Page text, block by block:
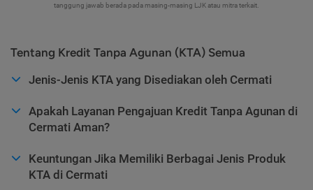
tanggung jawab berada pada masing-masing LJK atau mitra terkait.
Tentang Kredit Tanpa Agunan (KTA) Semua
Jenis-Jenis KTA yang Disediakan oleh Cermati
Apakah Layanan Pengajuan Kredit Tanpa Agunan di
Cermati Aman?
Keuntungan Jika Memiliki Berbagai Jenis Produk
KTA di Cermati